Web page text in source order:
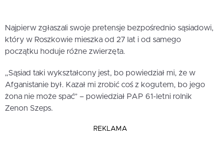
Najpierw zgłaszali swoje pretensje bezpośrednio sąsiadowi,
który w Roszkowie mieszka od 27 lat i od samego
początku hoduje różne zwierzęta.
„Sąsiad taki wykształcony jest, bo powiedział mi, że w
Afganistanie był. Kazał mi zrobić coś z kogutem, bo jego
żona nie może spać” – powiedział PAP 61-letni rolnik
Zenon Szeps.
REKLAMA